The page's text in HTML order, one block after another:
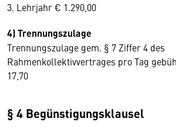
3. Lehrjahr € 1.290,00
4) Trennungszulage
Trennungszulage gem. § 7 Ziffer 4 des
Rahmenkollektivvertrages pro Tag
17,70
§ 4 Begünstigungsklausel